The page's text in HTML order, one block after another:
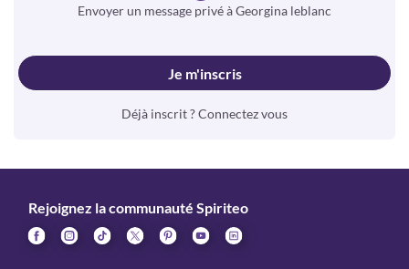
Envoyer un message privé à Georgina leblanc
Je m'inscris
Déjà inscrit ? Connectez vous
Rejoignez la communauté Spiriteo